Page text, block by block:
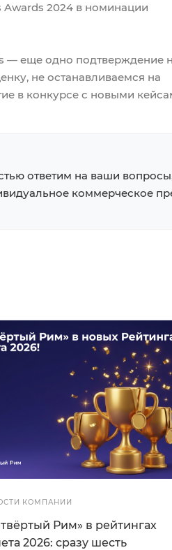
2024 в номинации
— еще одно подтверждение
не останавливаемся на
в конкурсе с новыми
ответим на ваши
коммерческое
КОМПАНИИ
Рим» в рейтингах
2026: сразу шесть